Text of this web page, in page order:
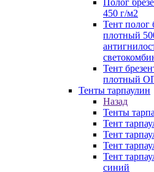
Полог
450 г/м2
Тент полог
плотный
Тент
плотный
Тенты тарпаулин
Назад
Тенты
Тент
Тент
Тент
Тент
синий